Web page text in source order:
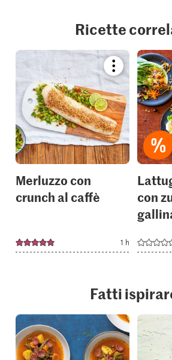
Ricette
Bookmark
recipe
or
add
it
to
your
collections.
Merluzzo con
crunch al caffè
1 h
con
Fatti